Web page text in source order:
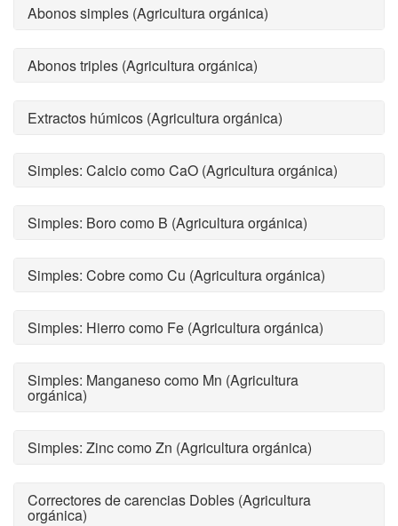
Abonos simples (Agricultura orgánica)
Abonos triples (Agricultura orgánica)
Extractos húmicos (Agricultura orgánica)
Simples: Calcio como CaO (Agricultura orgánica)
Simples: Boro como B (Agricultura orgánica)
Simples: Cobre como Cu (Agricultura orgánica)
Simples: Hierro como Fe (Agricultura orgánica)
Simples: Manganeso como Mn (Agricultura
orgánica)
Simples: Zinc como Zn (Agricultura orgánica)
Correctores de carencias Dobles (Agricultura
orgánica)